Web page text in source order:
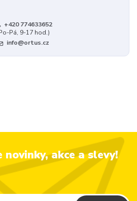
+420 774633652
Pá, 9-17 hod.)
info@ortus.cz
novinky, akce a slevy!